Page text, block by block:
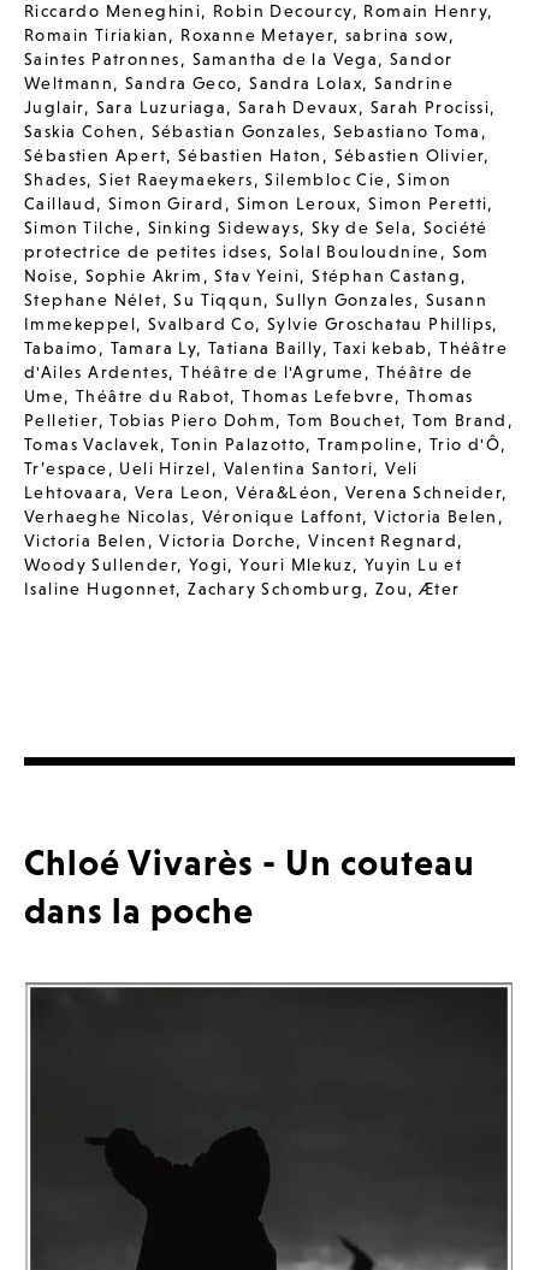
Riccardo Meneghini, Robin Decourcy, Romain Henry,
Romain Tiriakian, Roxanne Metayer,sabrina sow,
Saintes Patronnes, Samantha de la Vega,Sandor
Weltmann,Sandra Geco,Sandra Lolax, Sandrine
Juglair, Sara Luzuriaga,Sarah Devaux, Sarah Procissi,
Saskia Cohen , Sébastian Gonzales, Sebastiano Toma ,
Sébastien Apert, Sébastien Haton , Sébastien Olivier,
Shades,Siet Raeymaekers,Silembloc Cie,Simon
Caillaud,Simon Girard , Simon Leroux,Simon Peretti,
Simon Tilche, Sinking Sideways, Sky de Sela,Société
protectrice de petites idses,Solal Bouloudnine, Som
Noise, Sophie Akrim ,Stav Yeini,Stéphan Castang,
Stephane Nélet,Su Tiqqun, Sullyn Gonzales, Susann
Immekeppel, Svalbard Co,Sylvie Groschatau Phillips,
Tabaimo, Tamara Ly,Tatiana Bailly,Taxi kebab,Théâtre
d'Ailes Ardentes,Théâtre de l'Agrume, Théâtre de
Ume,Théâtre du Rabot,Thomas Lefebvre,Thomas
Pelletier,Tobias Piero Dohm,Tom Bouchet,Tom Brand ,
Tomas Vaclavek,Tonin Palazotto,Trampoline,Trio d'Ô,
Tr’espace, Ueli Hirzel, Valentina Santori,Veli
Lehtovaara, Vera Leon,Véra&Léon , Verena Schneider,
Verhaeghe Nicolas, Véronique Laffont,Victoria Belen ,
Victoria Belen ,Victoria Dorche,Vincent Regnard,
Woody Sullender, Yogi,Youri Mlekuz, Yuyin Lu et
Isaline Hugonnet,Zachary Schomburg, Zou, Æter
Chloé Vivarès - Un couteau
dans la poche